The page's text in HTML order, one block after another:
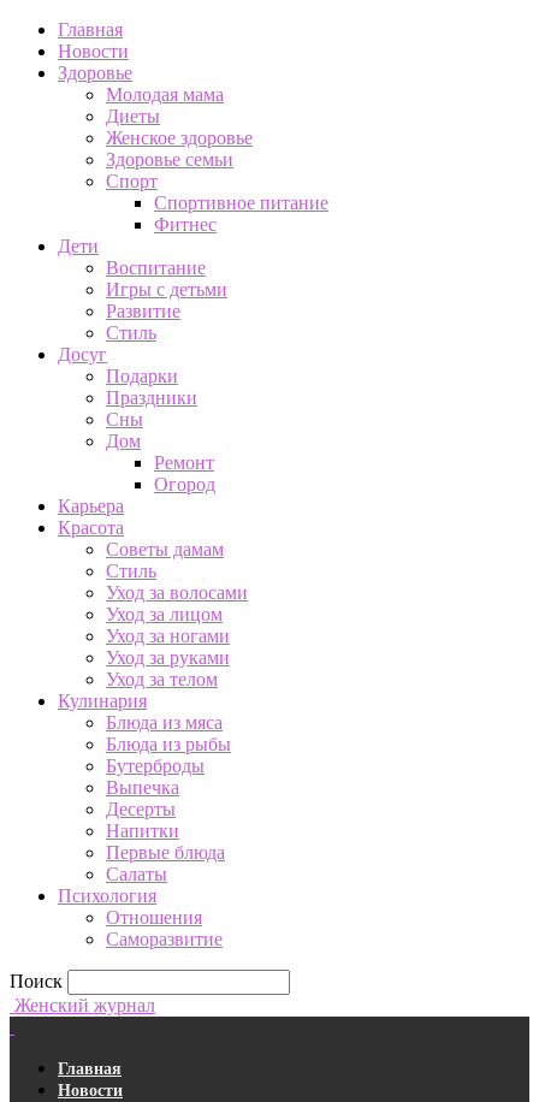
Главная
Новости
Здоровье
Молодая мама
Диеты
Женское здоровье
Здоровье семьи
Спорт
Спортивное питание
Фитнес
Дети
Воспитание
Игры с детьми
Развитие
Стиль
Досуг
Подарки
Праздники
Сны
Дом
Ремонт
Огород
Карьера
Красота
Советы дамам
Стиль
Уход за волосами
Уход за лицом
Уход за ногами
Уход за руками
Уход за телом
Кулинария
Блюда из мяса
Блюда из рыбы
Бутерброды
Выпечка
Десерты
Напитки
Первые блюда
Салаты
Психология
Отношения
Саморазвитие
Поиск
Женский журнал
Главная
Новости